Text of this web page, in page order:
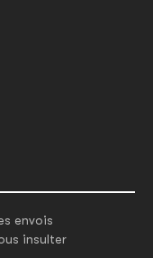
envois
insulter